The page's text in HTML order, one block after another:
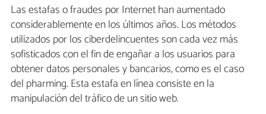
Las estafas o fraudes por Internet han aumentado
considerablemente en los últimos años. Los métodos
utilizados por los ciberdelincuentes son cada vez más
sofisticados con el fin de engañar a los usuarios para
obtener datos personales y bancarios, como es el caso
del pharming. Esta estafa en línea consiste en la
manipulación del tráfico de un sitio web.